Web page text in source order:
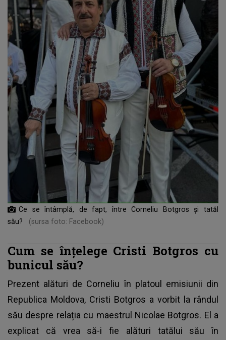
Ce se întâmplă, de fapt, între Corneliu Botgros și tatăl
său?
(sursa foto: Facebook)
Cum se înțelege Cristi Botgros cu
bunicul său?
Prezent alături de Corneliu în platoul emisiunii din
Republica Moldova, Cristi Botgros a vorbit la rândul
său despre relația cu maestrul Nicolae Botgros. El a
explicat că vrea să-i fie alături tatălui său în